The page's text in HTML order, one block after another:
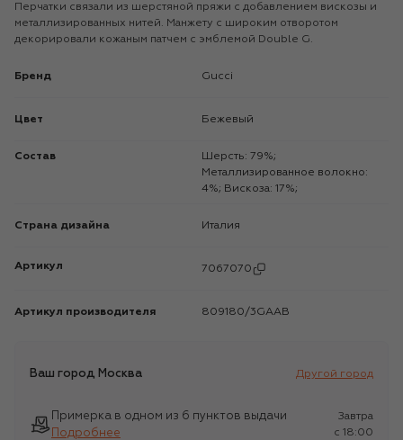
Перчатки связали из шерстяной пряжи с добавлением вискозы и
металлизированных нитей. Манжету с широким отворотом
декорировали кожаным патчем с эмблемой Double G.
Бренд Gucci
Цвет Бежевый
Состав
Шерсть: 79%;
Металлизированное волокно:
4%; Вискоза: 17%;
Страна дизайна Италия
Артикул 7067070
Артикул производителя 809180/3GAAB
Ваш город Москва Другой город
Примерка в одном из 6 пунктов выдачи
Подробнее
Завтра
c 18:00